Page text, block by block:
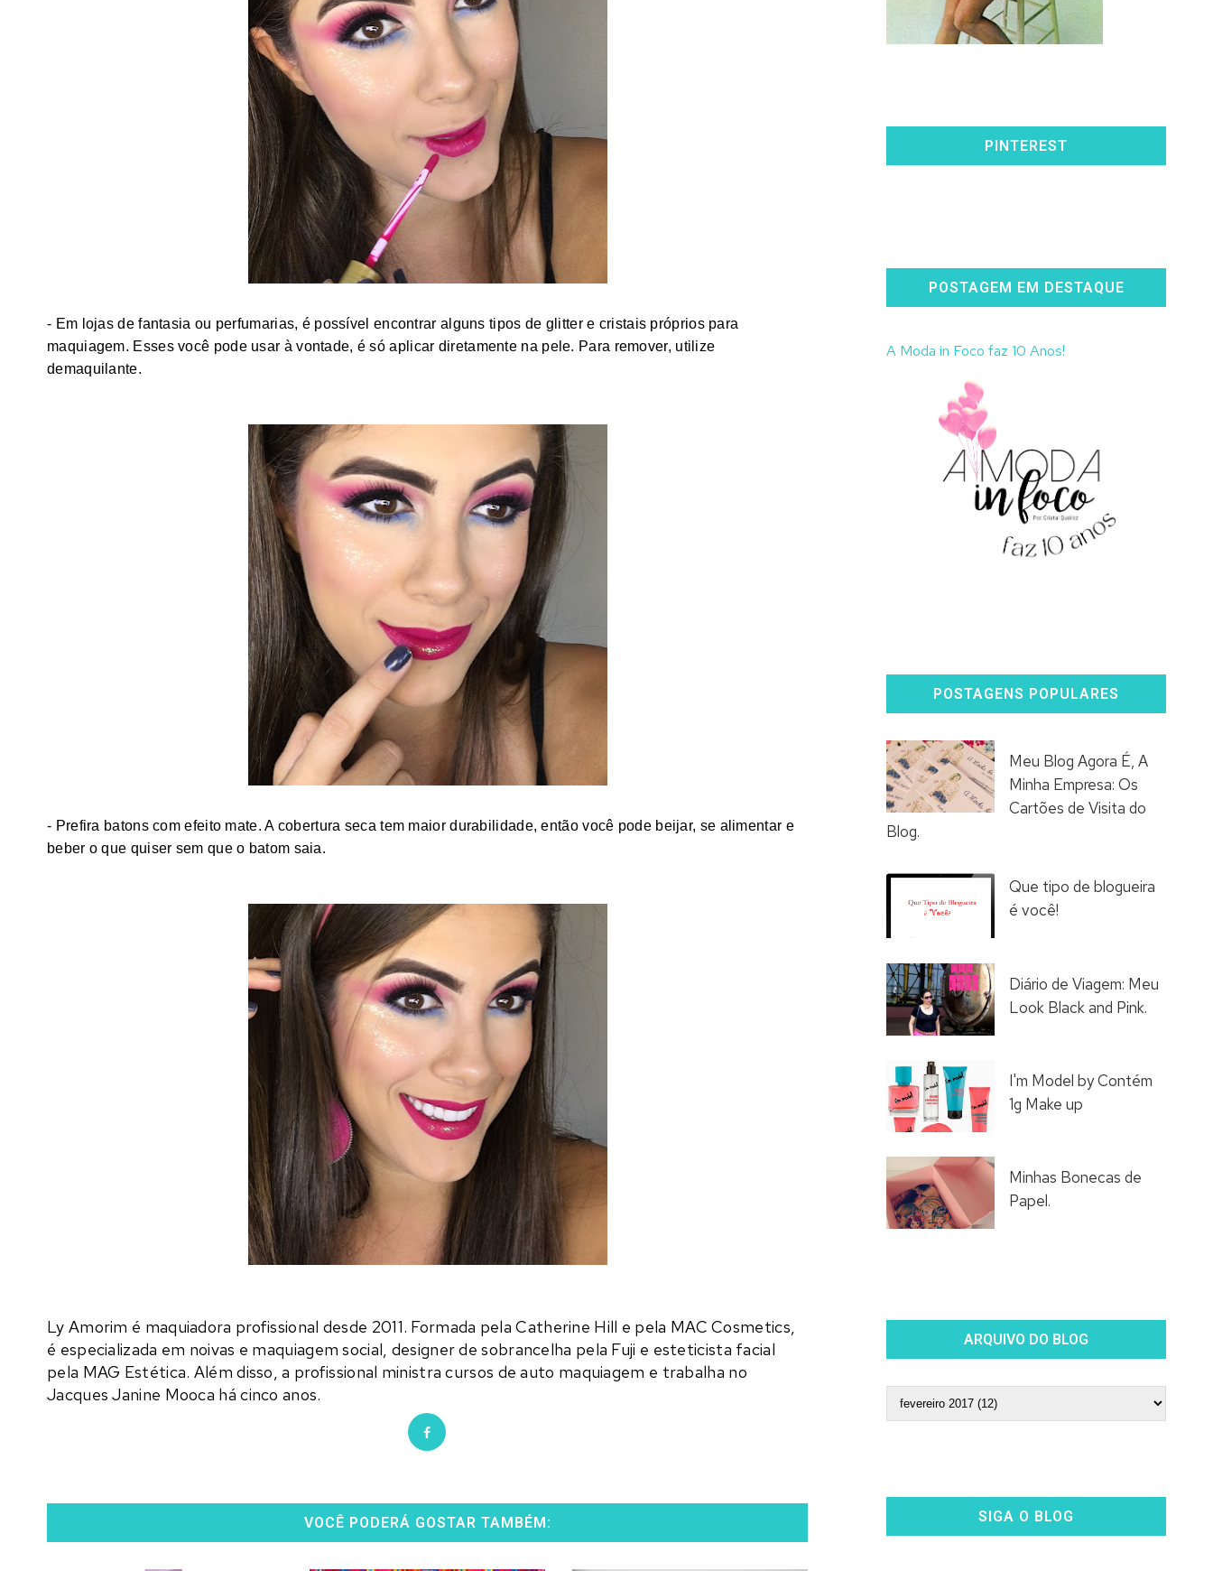
- Em lojas de fantasia ou perfumarias, é possível encontrar alguns tipos de glitter e cristais próprios para
maquiagem. Esses você pode usar à vontade, é só aplicar diretamente na pele. Para remover, utilize
demaquilante.
- Prefira batons com efeito mate. A cobertura seca tem maior durabilidade, então você pode beijar, se alimentar e
beber o que quiser sem que o batom saia.
Ly Amorim é maquiadora profissional desde 2011. Formada pela Catherine Hill e pela MAC Cosmetics,
é especializada em noivas e maquiagem social, designer de sobrancelha pela Fuji e esteticista facial
pela MAG Estética. Além disso, a profissional ministra cursos de auto maquiagem e trabalha no
Jacques Janine Mooca há cinco anos.
VOCÊ PODERÁ GOSTAR TAMBÉM:
PINTEREST
POSTAGEM EM DESTAQUE
A Moda in Foco faz 10 Anos!
POSTAGENS POPULARES
Meu Blog Agora É, A
Minha Empresa: Os
Cartões de Visita do
Blog.
Que tipo de blogueira
é você!
Diário de Viagem: Meu
Look Black and Pink.
I'm Model by Contém
1g Make up
Minhas Bonecas de
Papel.
ARQUIVO DO BLOG
SIGA O BLOG